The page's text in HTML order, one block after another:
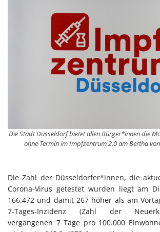
Die Stadt Düsseldorf bietet allen Bürger*innen die
ohne Termin im Impfzentrum 2.0 am Bertha
Die Zahl der Düsseldorfer*innen, die
Corona-Virus getestet wurden liegt am
166.472 und damit 267 höher als am
7-Tages-Inzidenz (Zahl der
vergangenen 7 Tage pro 100.000